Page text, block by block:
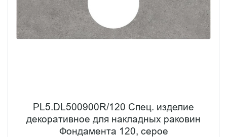
PL5.DL500900R/120 Спец. изделие
декоративное для накладных раковин
Фондамента 120, серое